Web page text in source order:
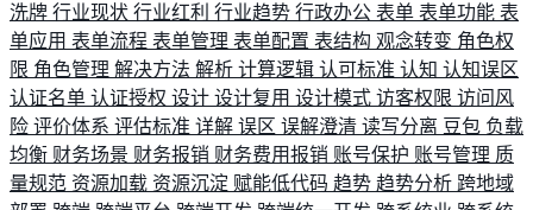
洗牌 行业现状 行业红利 行业趋势 行政办公 表单 表单功能 表
单应用 表单流程 表单管理 表单配置 表结构 观念转变 角色权
限 角色管理 解决方法 解析 计算逻辑 认可标准 认知 认知误区
认证名单 认证授权 设计 设计复用 设计模式 访客权限 访问风
险 评价体系 评估标准 详解 误区 误解澄清 读写分离 豆包 负载
均衡 财务场景 财务报销 财务费用报销 账号保护 账号管理 质
量规范 资源加载 资源沉淀 赋能低代码 趋势 趋势分析 跨地域